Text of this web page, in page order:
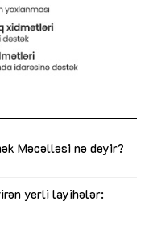
Məcəlləsi nə deyir?
yerli layihələr: